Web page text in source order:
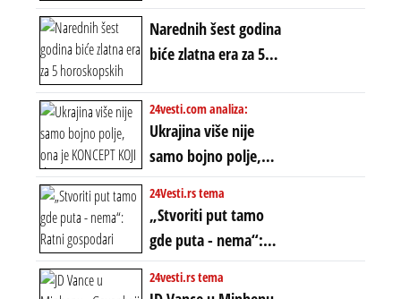
proglašen „kraj jedne
ere“, ali sa
dvostrukom
neistinom: forma te
ere završila se na
istom mestu, ali
prošle godine
Narednih šest godina
biće zlatna era za 5
znakova: Stiže lavina
novca i bogatstva
24vesti.com analiza:
Ukrajina više nije
samo bojno polje,
ona je KONCEPT KOJI
ĆE RASPASTI CEO
ZAPADNI SVET
24Vesti.rs tema
„Stvoriti put tamo
gde puta - nema“:
Ratni gospodari
plaču za starim
24vesti.rs tema